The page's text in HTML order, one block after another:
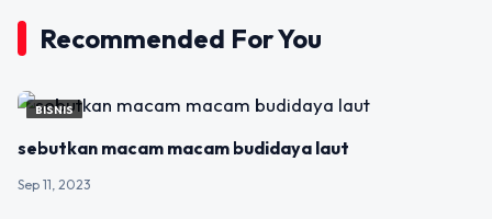
Recommended For You
BISNIS
sebutkan macam macam budidaya laut
Sep 11, 2023